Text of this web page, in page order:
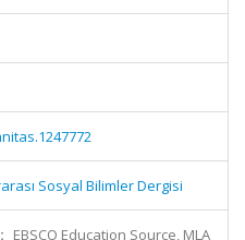
Sosyal Bilimler Dergisi
EBSCO Education Source, MLA